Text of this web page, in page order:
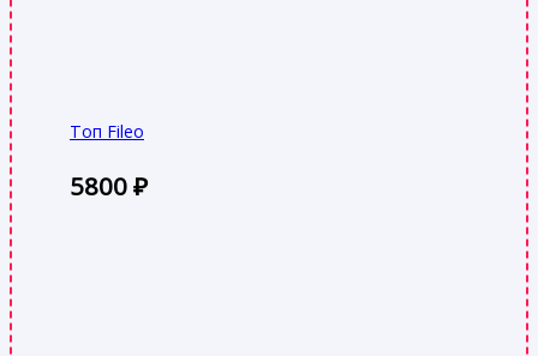
Топ Fileo
5800₽